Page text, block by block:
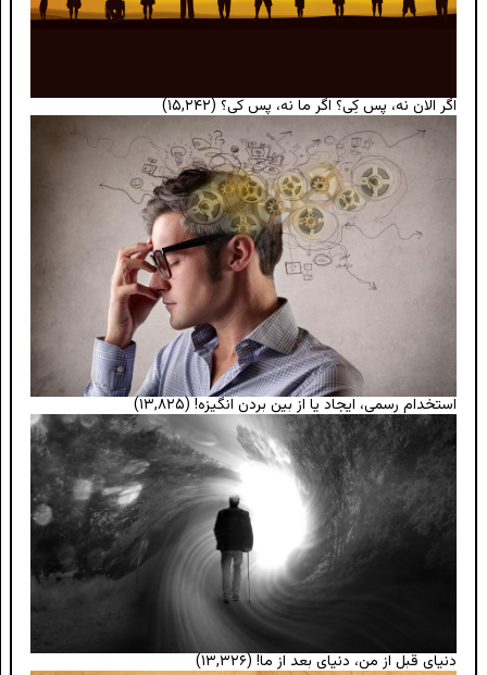
اگر الان نه، پس کِی؟ اگر ما نه، پس کی؟ (۱۵,۲۴۲)
استخدام رسمی، ایجاد یا از بین بردن انگیزه!(۱۳,۸۲۵)
دنیای قبل از من، دنیای بعد از ما! (۱۳,۳۲۶)